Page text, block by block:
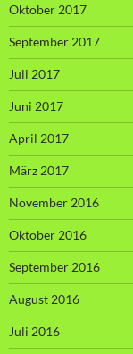
Oktober 2017
September 2017
Juli 2017
Juni 2017
April 2017
März 2017
November 2016
Oktober 2016
September 2016
August 2016
Juli 2016